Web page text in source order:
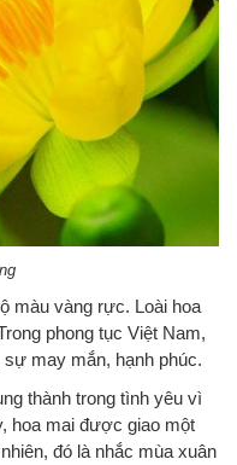
màu vàng rực. Loài hoa
phong tục Việt Nam,
may mắn, hạnh phúc.
thành trong tình yêu vì
hoa mai được giao một
đó là nhắc mùa xuân